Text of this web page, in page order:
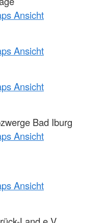
Ansicht
Ansicht
Ansicht
Bad Iburg
Ansicht
Ansicht